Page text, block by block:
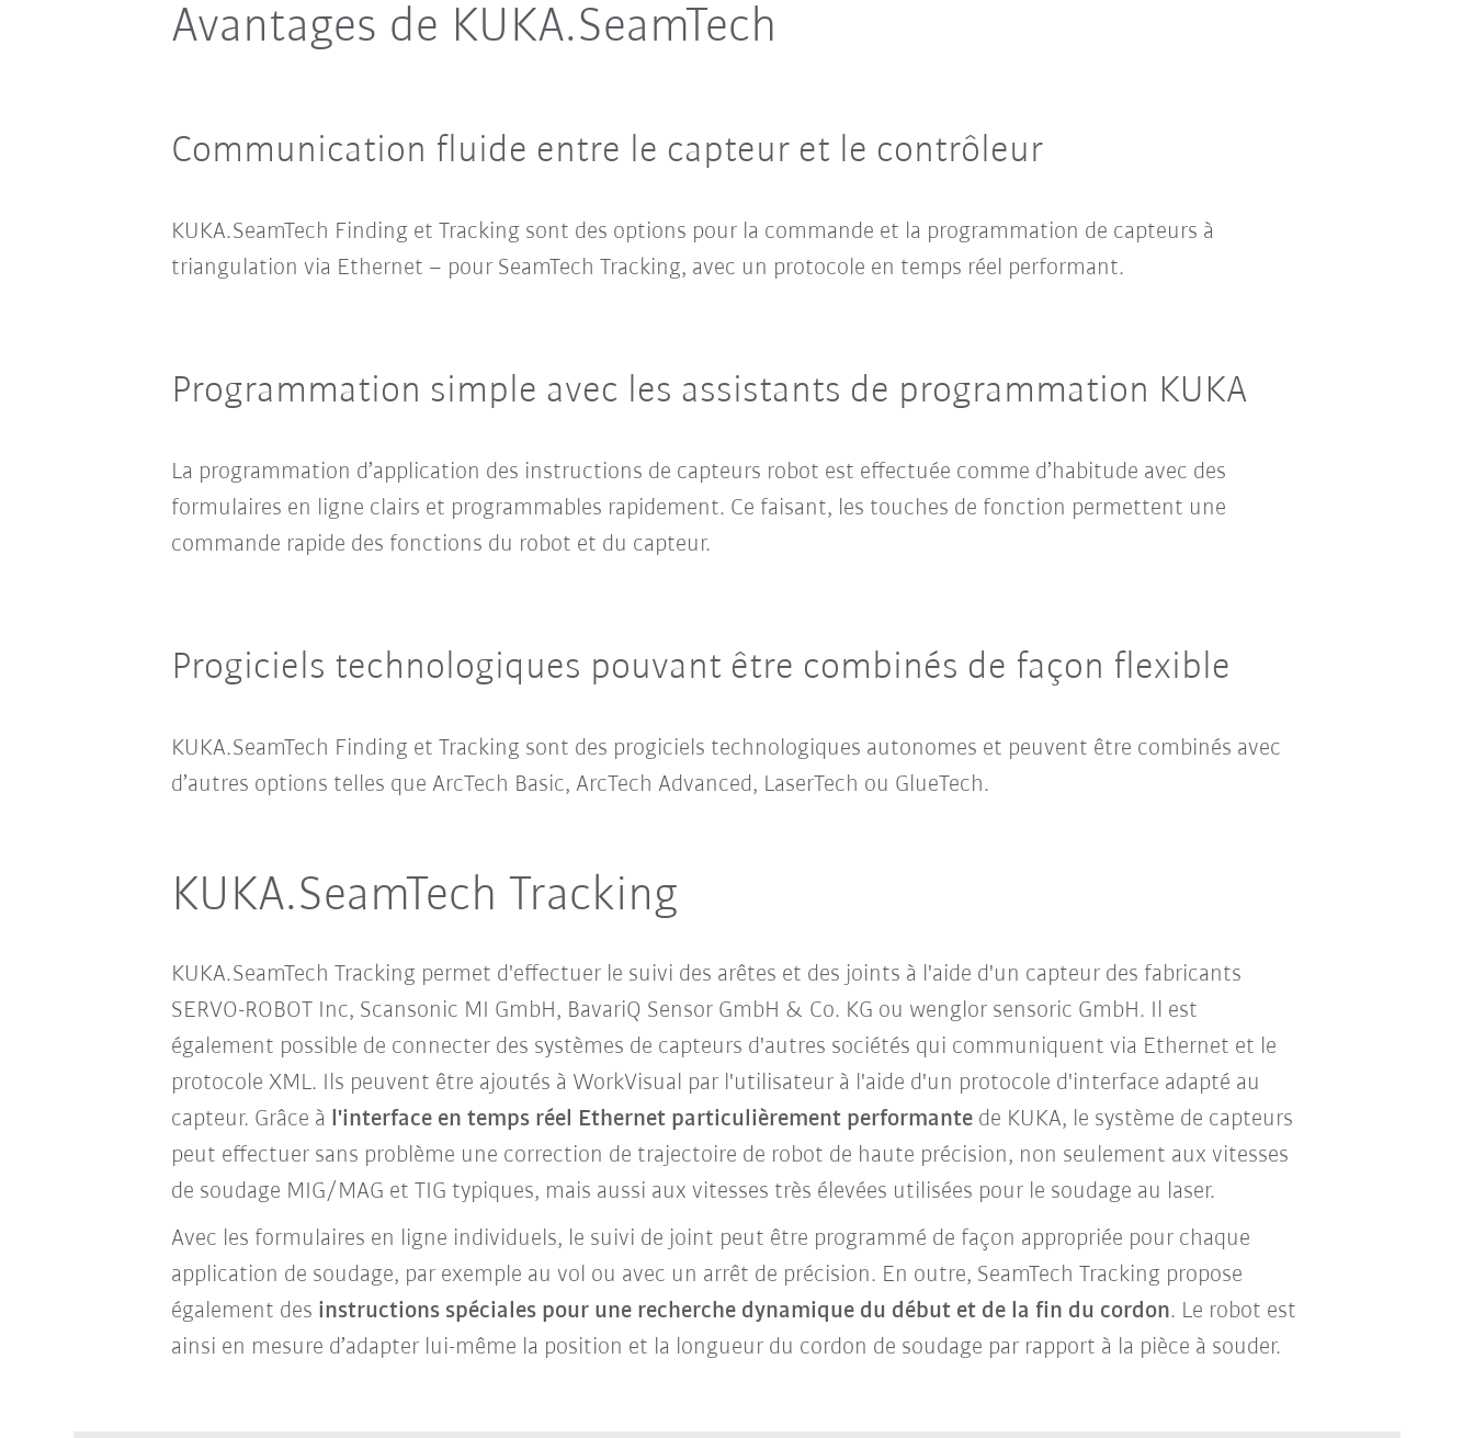
Avantages de KUKA.SeamTech
Communication fluide entre le capteur et le contrôleur
KUKA.SeamTech Finding et Tracking sont des options pour la commande et la programmation de capteurs à
triangulation via Ethernet – pour SeamTech Tracking, avec un protocole en temps réel performant.
Programmation simple avec les assistants de programmation KUKA
La programmation d’application des instructions de capteurs robot est effectuée comme d’habitude avec des
formulaires en ligne clairs et programmables rapidement. Ce faisant, les touches de fonction permettent une
commande rapide des fonctions du robot et du capteur.
Progiciels technologiques pouvant être combinés de façon flexible
KUKA.SeamTech Finding et Tracking sont des progiciels technologiques autonomes et peuvent être combinés avec
d’autres options telles que ArcTech Basic, ArcTech Advanced, LaserTech ou GlueTech.
KUKA.SeamTech Tracking
KUKA.SeamTech Tracking permet d'effectuer le suivi des arêtes et des joints à l'aide d'un capteur des fabricants
SERVO-ROBOT Inc, Scansonic MI GmbH, BavariQ Sensor GmbH & Co. KG ou wenglor sensoric GmbH. Il est
également possible de connecter des systèmes de capteurs d'autres sociétés qui communiquent via Ethernet et le
protocole XML. Ils peuvent être ajoutés à WorkVisual par l'utilisateur à l'aide d'un protocole d'interface adapté au
capteur. Grâce à l'interface en temps réel Ethernet particulièrement performantede KUKA, le système de capteurs
peut effectuer sans problème une correction de trajectoire de robot de haute précision, non seulement aux vitesses
de soudage MIG/MAG et TIG typiques, mais aussi aux vitesses très élevées utilisées pour le soudage au laser.
Avec les formulaires en ligne individuels, le suivi de joint peut être programmé de façon appropriée pour chaque
application de soudage, par exemple au vol ou avec un arrêt de précision. En outre, SeamTech Tracking propose
également des instructions spéciales pour une recherche dynamique du début et de la fin du cordon. Le robot est
ainsi en mesure d’adapter lui-même la position et la longueur du cordon de soudage par rapport à la pièce à souder.